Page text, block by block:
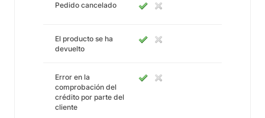
Pedido cancelado
El producto se ha
devuelto
Error en la
comprobación del
crédito por parte del
cliente